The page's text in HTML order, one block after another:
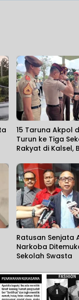
15 Taruna Akpol
Turun ke Tiga
Rakyat di Kalsel,
Ratusan Senjata
Narkoba
Sekolah Swasta